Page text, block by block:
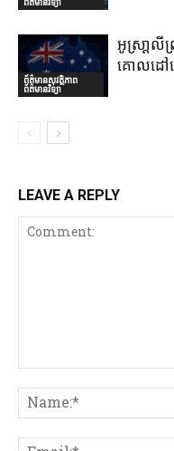
ព័ត៌មានសុវត្ថិភាព
ព័ត៌មានវិទ្យា
អូស្រា្តលី
គោលដៅល
LEAVE A REPLY